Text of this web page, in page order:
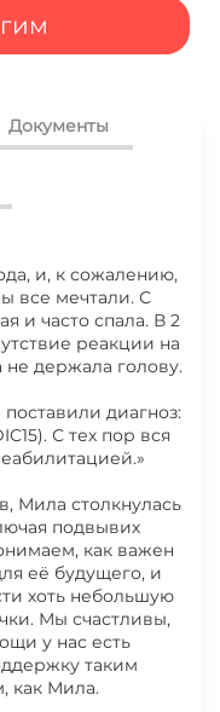
Документы
и, к сожалению,
все мечтали. С
и часто спала. В 2
реакции на
не держала голову.
диагноз:
С тех пор вся
Мила столкнулась
подвывих
как важен
её будущего, и
хоть небольшую
Мы счастливы,
у нас есть
таким
как Мила.